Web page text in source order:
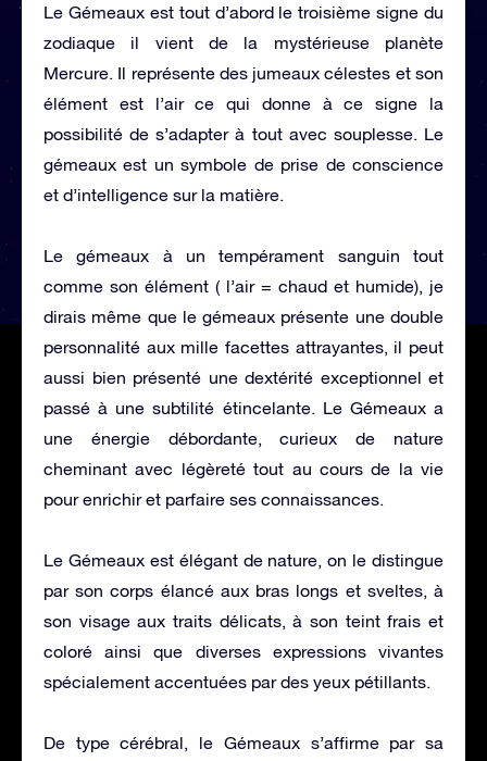
Le Gémeaux est tout d’abord le troisième signe du
zodiaque il vient de la mystérieuse planète
Mercure. Il représente des jumeaux célestes et son
élément est l’air ce qui donne à ce signe la
possibilité de s’adapter à tout avec souplesse. Le
gémeaux est un symbole de prise de conscience
et d’intelligence sur la matière.
Le gémeaux à un tempérament sanguin tout
comme son élément ( l’air = chaud et humide), je
dirais même que le gémeaux présente une double
personnalité aux mille facettes attrayantes, il peut
aussi bien présenté une dextérité exceptionnel et
passé à une subtilité étincelante. Le Gémeaux a
une énergie débordante, curieux de nature
cheminant avec légèreté tout au cours de la vie
pour enrichir et parfaire ses connaissances.
Le Gémeaux est élégant de nature, on le distingue
par son corps élancé aux bras longs et sveltes, à
son visage aux traits délicats, à son teint frais et
coloré ainsi que diverses expressions vivantes
spécialement accentuées par des yeux pétillants.
De type cérébral, le Gémeaux s’affirme par sa